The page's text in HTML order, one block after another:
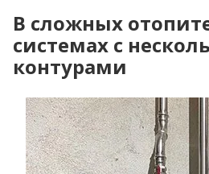
В сложных
системах с
контурами